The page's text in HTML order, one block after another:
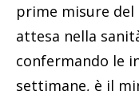
prime misure
attesa nella
confermando le
settimane, è il